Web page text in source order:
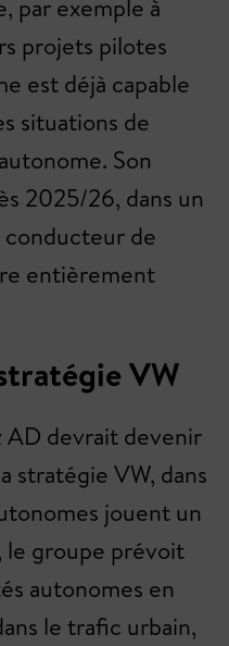
par exemple à
projets pilotes
est déjà capable
situations de
Son
2025/26, dans un
de
entièrement
VW
AD devrait devenir
stratégie VW, dans
jouent un
le groupe prévoit
autonomes en
le trafic urbain,